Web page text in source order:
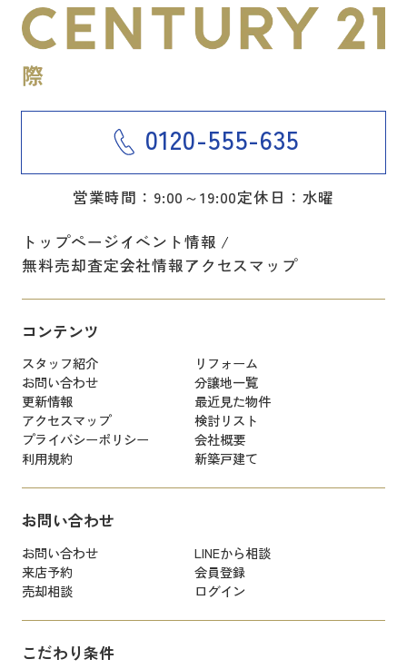
0120-555-635
営業時間：9:00～19:00定休日：水曜
トップページイベント情報
無料売却査定会社情報アクセスマップ
コンテンツ
スタッフ紹介
リフォーム
お問い合わせ
分譲地一覧
更新情報
最近見た物件
アクセスマップ
検討リスト
プライバシーポリシー
会社概要
利用規約
新築戸建て
お問い合わせ
お問い合わせ
LINEから相談
来店予約
会員登録
売却相談
ログイン
こだわり条件